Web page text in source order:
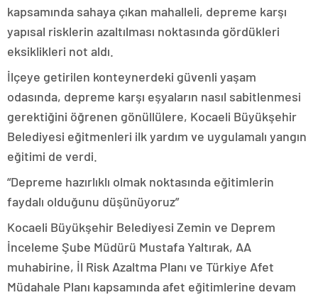
kapsamında sahaya çıkan mahalleli, depreme karşı
yapısal risklerin azaltılması noktasında gördükleri
eksiklikleri not aldı.
İlçeye getirilen konteynerdeki güvenli yaşam
odasında, depreme karşı eşyaların nasıl sabitlenmesi
gerektiğini öğrenen gönüllülere, Kocaeli Büyükşehir
Belediyesi eğitmenleri ilk yardım ve uygulamalı yangın
eğitimi de verdi.
“Depreme hazırlıklı olmak noktasında eğitimlerin
faydalı olduğunu düşünüyoruz”
Kocaeli Büyükşehir Belediyesi Zemin ve Deprem
İnceleme Şube Müdürü Mustafa Yaltırak, AA
muhabirine, İl Risk Azaltma Planı ve Türkiye Afet
Müdahale Planı kapsamında afet eğitimlerine devam